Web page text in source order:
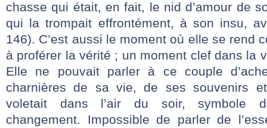
chasse qui était, en fait, le nid d’amour de
qui la trompait effrontément, à son insu,
146). C’est aussi le moment où elle se rend
à proférer la vérité ; un moment clef dans la
Elle ne pouvait parler à ce couple
charnières de sa vie, de ses souvenirs
voletait dans l’air du soir, symbole
changement. Impossible de parler de